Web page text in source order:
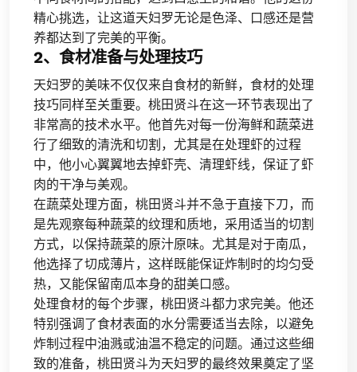
精心挑选，让这道天妇罗无论是色泽、口感还是营
养都达到了完美的平衡。
2、食材准备与处理技巧
天妇罗的美味不仅仅来自食材的新鲜，食材的处理
技巧同样至关重要。桃田贤斗在这一环节表现出了
非常高的技术水平。他首先对每一份海鲜和蔬菜进
行了细致的清洗和切割，尤其是在处理虾的过程
中，他小心翼翼地去掉虾壳、清理虾线，保证了虾
肉的干净与美观。
在蔬菜处理方面，桃田贤斗并不急于直接下刀，而
是先观察每种蔬菜的纹理和质地，采用适当的切割
方式，以保持蔬菜的原汁原味。尤其是对于南瓜，
他选择了切成薄片，这样既能保证炸制时的均匀受
热，又能保留南瓜本身的甜美口感。
处理食材的每个步骤，桃田贤斗都力求完美。他还
特别强调了食材表面的水分需要适当去除，以避免
炸制过程中油溅或油温不稳定的问题。通过这些细
致的准备，桃田贤斗为天妇罗的最终效果奠定了坚